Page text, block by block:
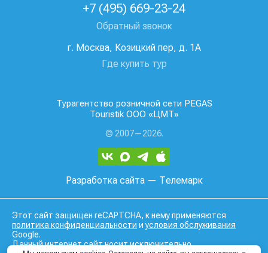
Турагентство розничной сети PEGAS
Touristik ООО «ЦМТ»
© 2007—2026.
+7 (495) 669-23-24
Обратный звонок
г. Москва, Козицкий пер, д. 1А
Где купить тур
Разработка сайта— Телемарк
Этот сайт защищен reCAPTCHA, к нему применяются
политика конфиденциальности иусловия обслуживания
Google.
Данный интернет сайт носит исключительно